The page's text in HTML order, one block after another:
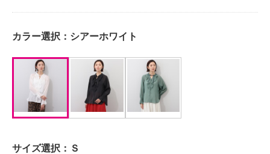
カラー選択： シアーホワイト
サイズ選択： Ｓ